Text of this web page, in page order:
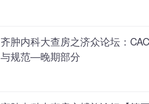
齐肿内科大查房之济众论坛：
与规范—晚期部分